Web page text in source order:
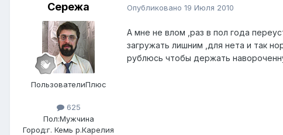
Сережа
ПользователиПлюс
625
Пол:Мужчина
Город:г. Кемь р.Карелия
Опубликовано 19 Июля 2010
А мне не влом ,раз в пол года
загружать лишним ,для нета и так
рублюсь чтобы держать